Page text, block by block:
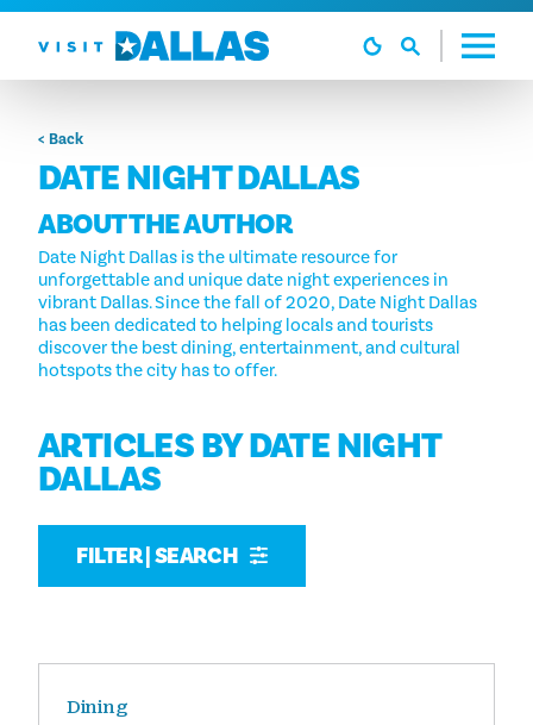
Перейти к содержанию
< Back
DATE NIGHT DALLAS
ABOUT THE AUTHOR
Date Night Dallas is the ultimate resource for
unforgettable and unique date night experiences in
vibrant Dallas. Since the fall of 2020, Date Night Dallas
has been dedicated to helping locals and tourists
discover the best dining, entertainment, and cultural
hotspots the city has to offer.
ARTICLES BY DATE NIGHT
DALLAS
FILTER | SEARCH
Dining